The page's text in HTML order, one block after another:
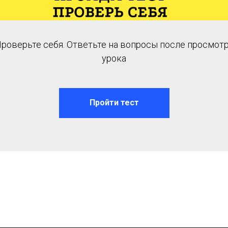
себя. Ответьте на вопросы после
урока
Пройти тест